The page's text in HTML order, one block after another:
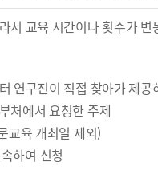
교육 시간이나 횟수가 변
연구진이 직접 찾아가 제공
처에서 요청한 주제
교육 개최일 제외)
하여 신청